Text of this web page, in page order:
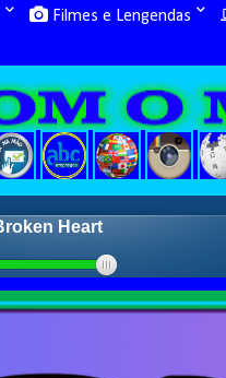
Filmes e Lengendas